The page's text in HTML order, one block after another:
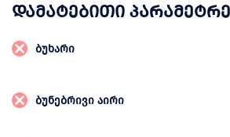
დამატებითი
ბუხარი
ბუნებრივი აირი